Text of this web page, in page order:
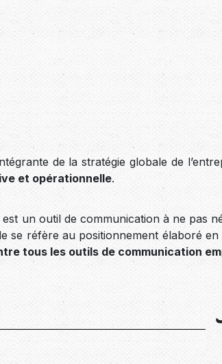
de la stratégie globale de
et opérationnelle.
un outil de communication à ne pas
se réfère au positionnement élaboré
tous les outils de communication